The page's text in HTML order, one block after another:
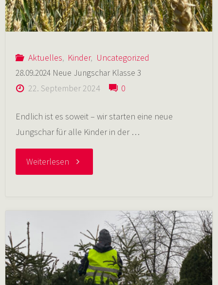
Aktuelles, Kinder, Uncategorized
28.09.2024 Neue Jungschar Klasse 3
22. September 2024 0
Endlich ist es soweit – wir starten eine neue
Jungschar für alle Kinder in der …
Weiterlesen"28.09.2024
Klasse
3"